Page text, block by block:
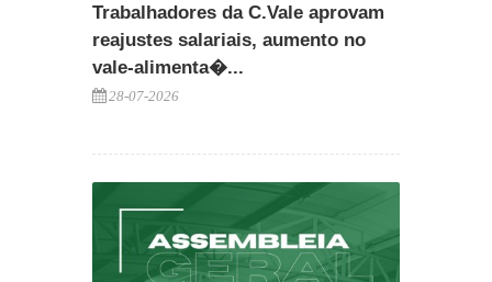
Trabalhadores da C.Vale aprovam
reajustes salariais, aumento no
vale-alimenta�...
28-07-2026